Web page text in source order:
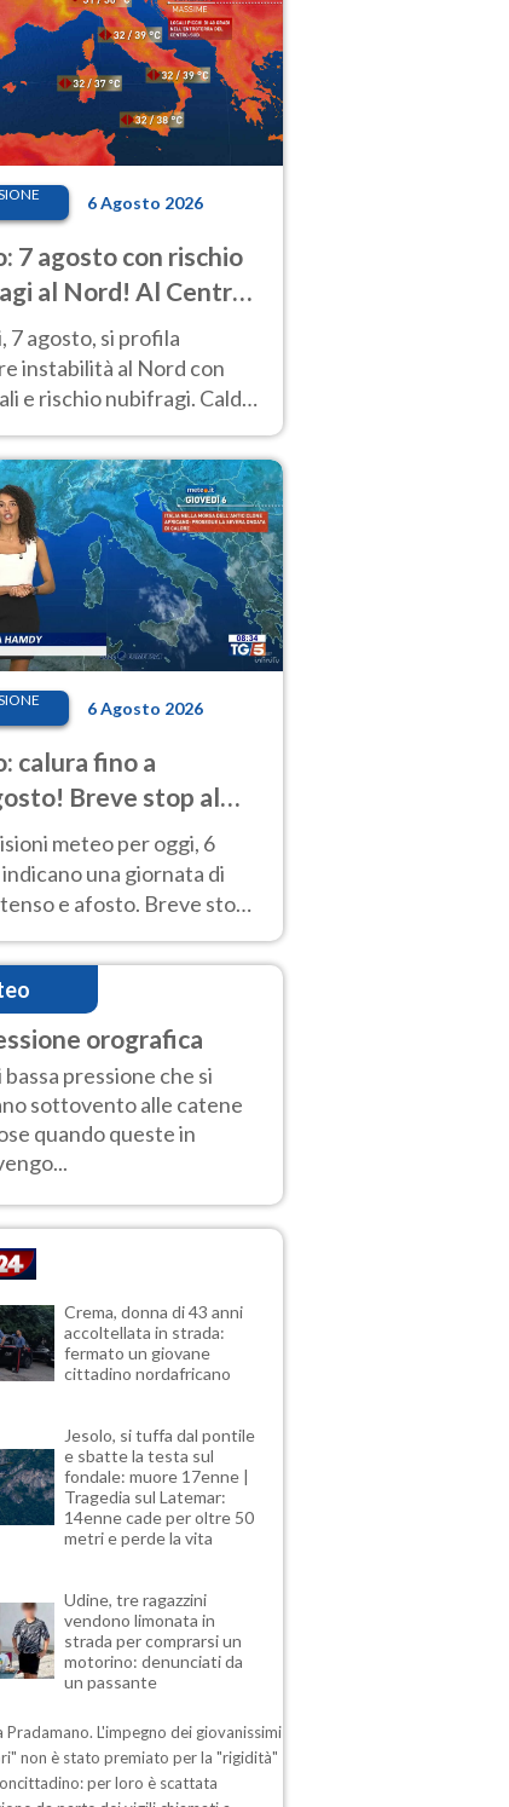
6 Agosto 2026
7 agosto con rischio
al Nord! Al Centro-
estremo
7 agosto, si profila
instabilità al Nord con
e rischio nubifragi. Caldo
6 Agosto 2026
calura fino a
Breve stop al
7 e 9 agosto
meteo per oggi, 6
una giornata di
e afosto. Breve stop
solo sulle regioni del
orografica
pressione che si
sottovento alle catene
quando queste in
Crema, donna di 43 anni
accoltellata in strada:
fermato un giovane
cittadino nordafricano
Jesolo, si tuffa dal pontile
e sbatte la testa sul
fondale: muore 17enne |
Tragedia sul Latemar:
14enne cade per oltre 50
metri e perde la vita
Udine, tre ragazzini
vendono limonata in
strada per comprarsi un
motorino: denunciati da
un passante
Pradamano. L'impegno dei giovanissimi
non è stato premiato per la "rigidità"
per loro è scattata